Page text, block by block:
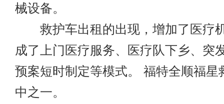
械设备。
救护车出租的出现，增加了医疗
成了上门医疗服务、医疗队下乡、突
预案短时制定等模式。 福特全顺福星
中之一。